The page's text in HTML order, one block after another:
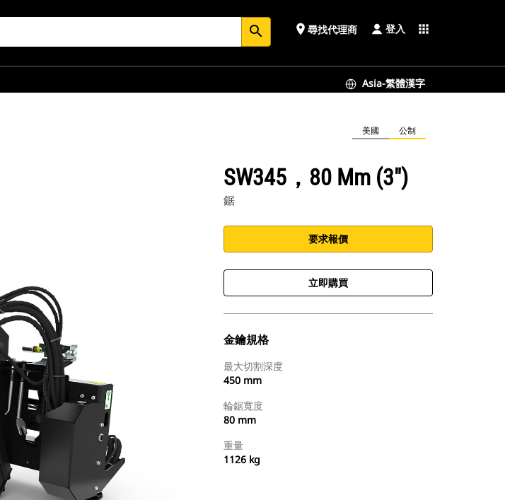
search place 尋找代理商 登入 apps
Asia-繁體漢字
美國 公制
SW345，80 Mm (3")
鋸
要求報價
立即購買
金鑰規格
最大切割深度
450 mm
輪鋸寬度
80 mm
重量
1126 kg